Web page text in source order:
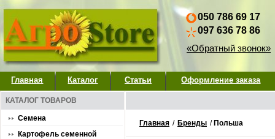
050 786 69 17
097 636 78 86
«Обратный звонок»
Главная Каталог Статьи Оформление заказа
КАТАЛОГ ТОВАРОВ
Семена
Картофель семенной
Главная / Бренды / Польша